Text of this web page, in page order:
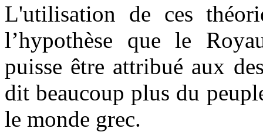
L'utilisation de ces
l’hypothèse que le
puisse être attribué aux
dit beaucoup plus du
le monde grec.